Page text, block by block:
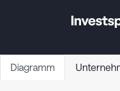
Diagramm